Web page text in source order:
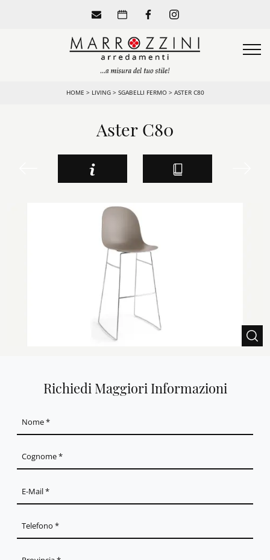
HOME > LIVING> SGABELLI FERMO > ASTER C80
Aster C80
Richiedi Maggiori Informazioni